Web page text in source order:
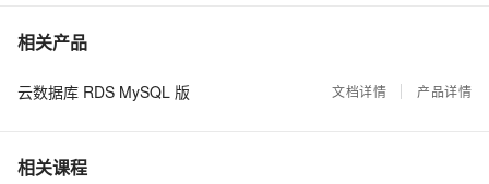
7 Jedis常见异常汇总
8 PostgreSQL 9.5+ 高效分区表实现 - pg_pathman 23551
9
相关产品
云数据库 RDS MySQL 版 文档详情 产品详情
相关课程